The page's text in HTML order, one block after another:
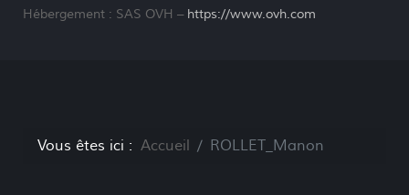
Hébergement : SAS OVH – https://www.ovh.com
Vous êtes ici : Accueil ROLLET_Manon